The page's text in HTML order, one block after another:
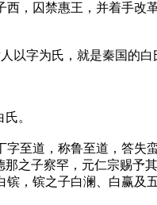
，囚禁惠王，并着手改
以字为氏，就是秦国的白
。
至道，称鲁至道，答失
那之子察罕，元仁宗赐予
，镔之子白澜、白赢及